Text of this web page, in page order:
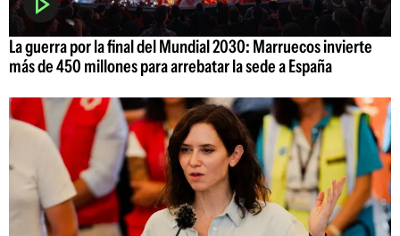
La guerra por la final del Mundial 2030: Marruecos invierte
más de 450 millones para arrebatar la sede a España